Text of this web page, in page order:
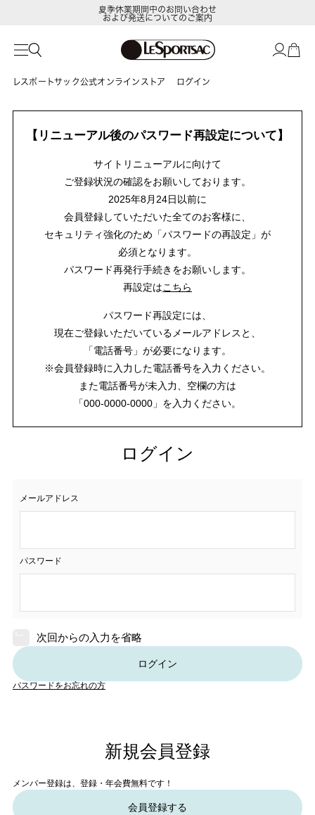
夏季休業期間中のお問い合わせ
および発送についてのご案内
レスポートサック公式オンラインストア ログイン
【リニューアル後のパスワード再設定について】
サイトリニューアルに向けて
ご登録状況の確認をお願いしております。
2025年8月24日以前に
会員登録していただいた全てのお客様に、
セキュリティ強化のため「パスワードの再設定」が
必須となります。
パスワード再発行手続きをお願いします。
再設定はこちら
パスワード再設定には、
現在ご登録いただいているメールアドレスと、
「電話番号」が必要になります。
※会員登録時に入力した電話番号を入力ください。
また電話番号が未入力、空欄の方は
「000-0000-0000」を入力ください。
ログイン
メールアドレス
パスワード
次回からの入力を省略
ログイン
パスワードをお忘れの方
新規会員登録
メンバー登録は、登録・年会費無料です！
会員登録する